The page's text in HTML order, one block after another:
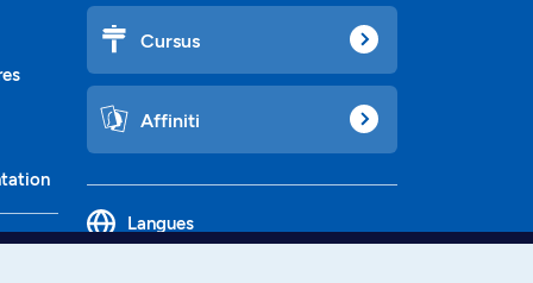
Cursus
Affiniti
Langues